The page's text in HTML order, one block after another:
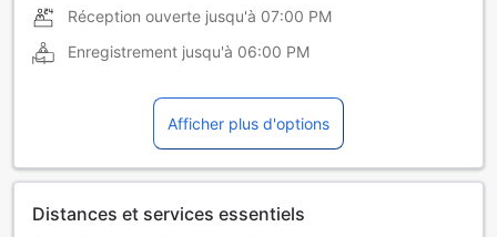
Réception ouverte jusqu'à 07:00 PM
Enregistrement jusqu'à 06:00 PM
Afficher plus d'options
Distances et services essentiels